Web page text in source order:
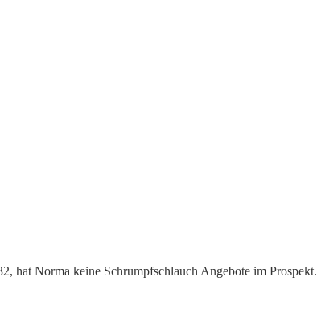
hat Norma keine Schrumpfschlauch Angebote im Prospekt.